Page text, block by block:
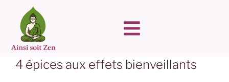
4 épices aux effets bienveillants